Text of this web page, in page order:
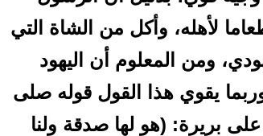
لأهله، وأكل من الشاة التي
ومن المعلوم أن اليهود
يقوي هذا القول قوله صلى
بريرة: (هو لها صدقة ولنا
كتاب الأنفاس الزكية في شرح الأربعين النووية